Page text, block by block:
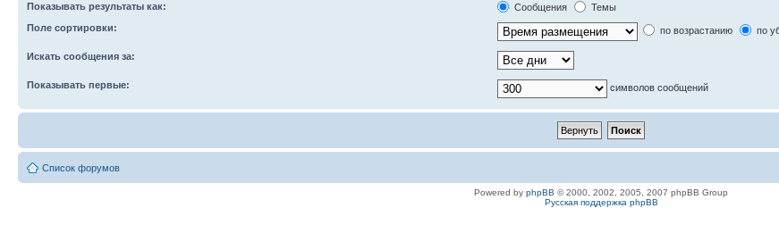
Показывать результаты как: Сообщения
Темы
Поле сортировки:
по возрастанию по
Искать сообщения за:
Показывать первые: символов сообщений
Список форумов
Powered by phpBB © 2000, 2002, 2005, 2007 phpBB Group
Русская поддержка phpBB